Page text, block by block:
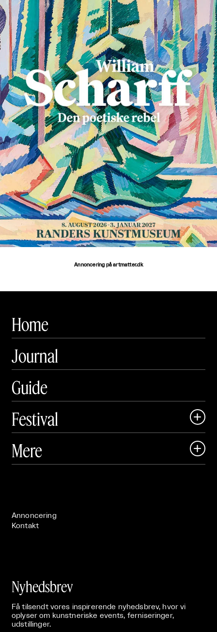
Annoncering på artmatter.dk
Home
Journal
Guide
Festival

 Art Matter Festival
Mere 
Annoncering
Kontakt
Nyhedsbrev
Få tilsendt vores inspirerende nyhedsbrev, hvor vi
oplyser om kunstneriske events, ferniseringer,
udstillinger.